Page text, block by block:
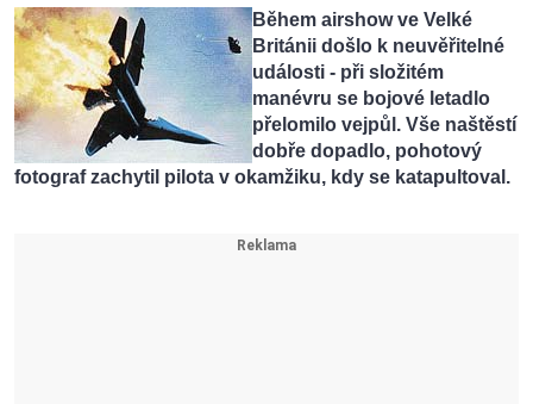
Během airshow ve Velké
Británii došlo k neuvěřitelné
události - při složitém
manévru se bojové letadlo
přelomilo vejpůl. Vše naštěstí
dobře dopadlo, pohotový
fotograf zachytil pilota v okamžiku, kdy se katapultoval.